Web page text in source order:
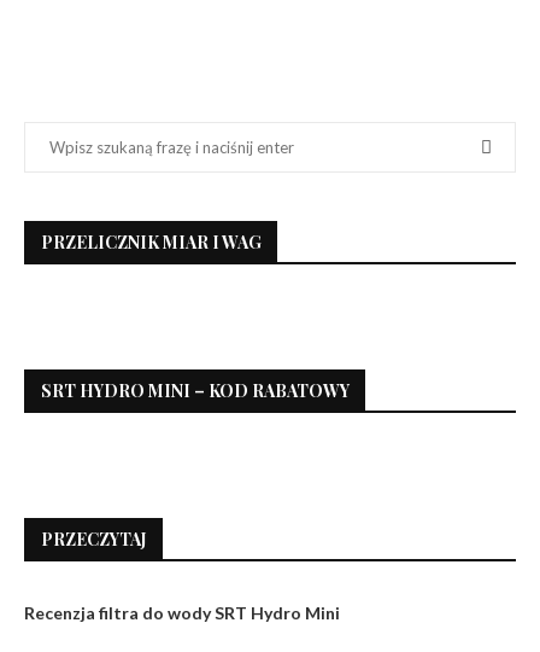
PRZELICZNIK MIAR I WAG
SRT HYDRO MINI – KOD RABATOWY
PRZECZYTAJ
Recenzja filtra do wody SRT Hydro Mini